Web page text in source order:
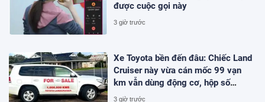
được cuộc gọi này
3 giờ trước
Xe Toyota bền đến đâu: Chiếc Land
Cruiser này vừa cán mốc 99 vạn
km vẫn dùng động cơ, hộp số
nguyên bản
3 giờ trước